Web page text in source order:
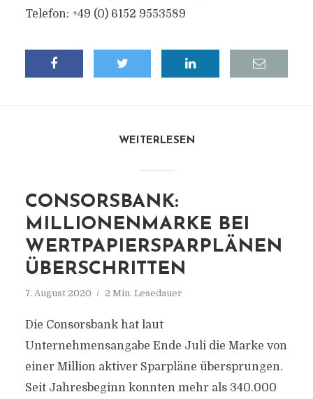
Telefon: +49 (0) 6152 9553589
WEITERLESEN
CONSORSBANK:
MILLIONENMARKE BEI
WERTPAPIERSPARPLÄNEN
ÜBERSCHRITTEN
7. August 2020 2 Min. Lesedauer
Die Consorsbank hat laut
Unternehmensangabe Ende Juli die Marke von
einer Million aktiver Sparpläne übersprungen.
Seit Jahresbeginn konnten mehr als 340.000